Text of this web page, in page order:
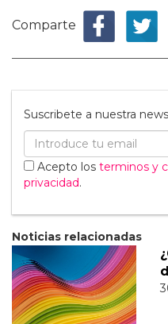
Comparte
Suscribete a nuestra
Acepto los terminos y
privacidad.
Noticias relacionadas